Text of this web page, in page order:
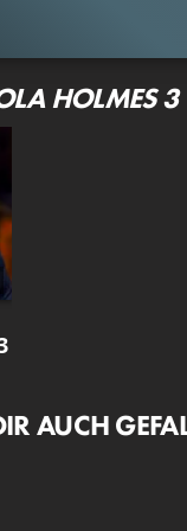
HOLMES 3
AUCH